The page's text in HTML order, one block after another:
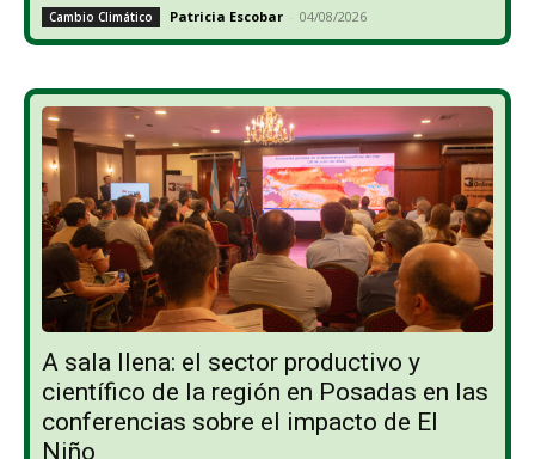
Cambio Climático Patricia Escobar - 04/08/2026
A sala llena: el sector productivo y
científico de la región en Posadas en las
conferencias sobre el impacto de El
Niño